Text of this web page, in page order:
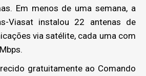
Em menos de uma semana, a
Viasat instalou 22 antenas de
via satélite, cada uma com
gratuitamente ao Comando